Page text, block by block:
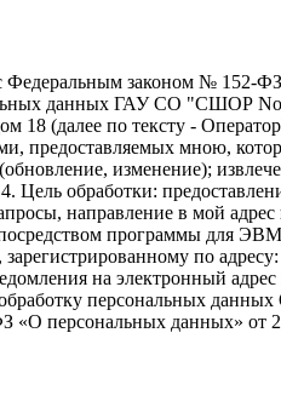
законом № 152-
данных ГАУ СО "СШОР
(далее по тексту -
предоставляемых мною,
изменение);
Цель обработки:
направление в мой
программы для
по
на электронный
персональных
персональных данных» от